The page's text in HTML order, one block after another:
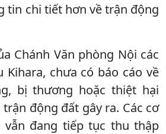
tin chi tiết hơn về trận động
Chánh Văn phòng Nội các
Kihara, chưa có báo cáo về
bị thương hoặc thiệt hại
động đất gây ra. Các cơ
vẫn đang tiếp tục thu thập